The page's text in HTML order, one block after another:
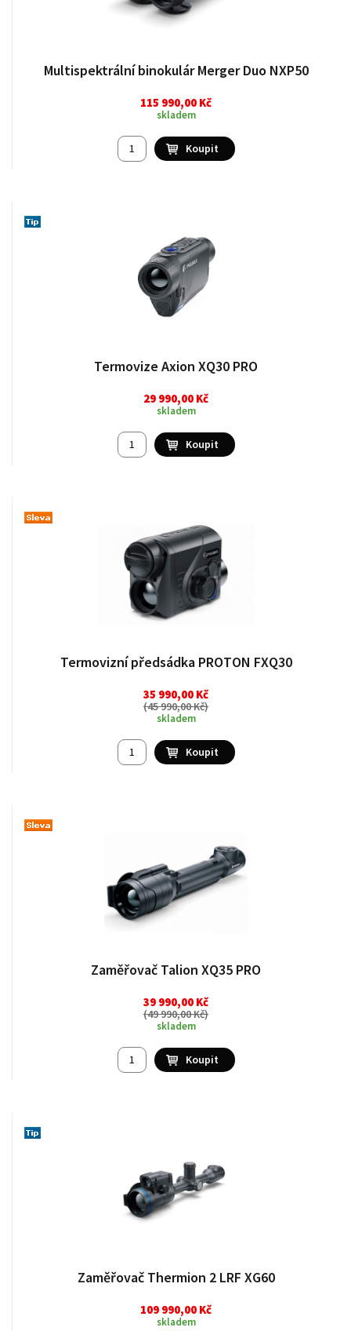
Multispektrální binokulár Merger Duo NXP50
115 990,00 Kč
skladem
Termovize Axion XQ30 PRO
29 990,00 Kč
skladem
Termovizní předsádka PROTON FXQ30
35 990,00 Kč
(45 990,00 Kč)
skladem
Zaměřovač Talion XQ35 PRO
39 990,00 Kč
(49 990,00 Kč)
skladem
Zaměřovač Thermion 2 LRF XG60
109 990,00 Kč
skladem